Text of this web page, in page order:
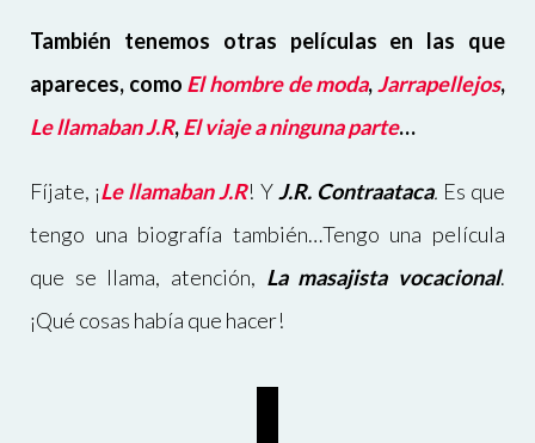
También tenemos otras películas en las que
apareces, como El hombre de moda,Jarrapellejos,
Le llamaban J.R,El viaje a ninguna parte…
Fíjate, ¡Le llamaban J.R! YJ.R. Contraataca. Es que
tengo una biografía también…Tengo una película
que se llama, atención, La masajista vocacional.
¡Qué cosas había que hacer!